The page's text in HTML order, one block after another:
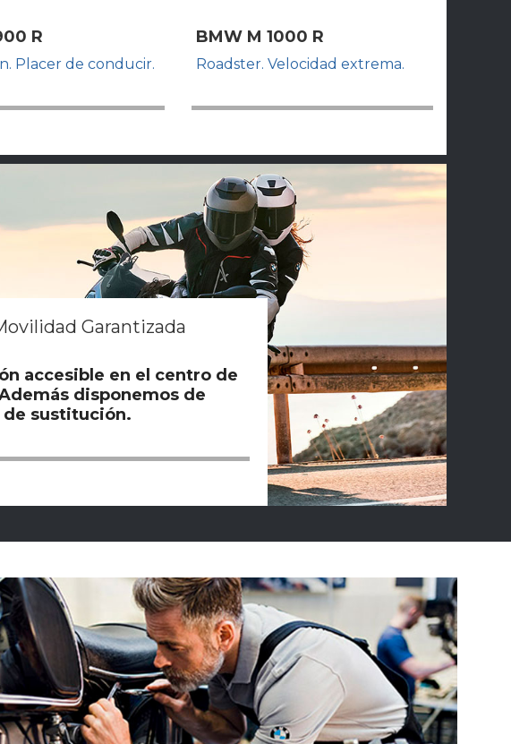
R
Placer de conducir.
BMW M 1000 R
Roadster. Velocidad extrema.
Garantizada
accesible en el centro de
disponemos de
de sustitución.